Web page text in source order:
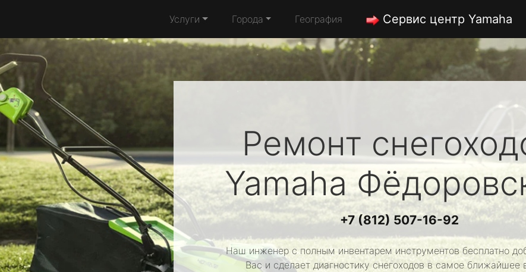
Услуги Города География Сервис центр Yamaha
Ремонт
Yamaha
+7 (812) 507-16-92
Наш инженер с полным инвентарем инструментов бесплатно
Вас и сделает диагностику снегоходов в самое ближайшее